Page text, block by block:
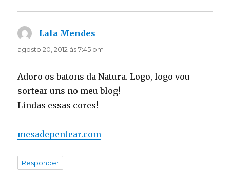
Lala Mendes
agosto 20, 2012 às 7:45 pm
Adoro os batons da Natura. Logo, logo vou
sortear uns no meu blog!
Lindas essas cores!
mesadepentear.com
Responder